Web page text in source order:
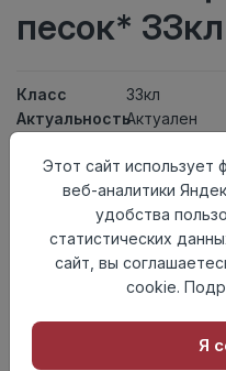
песок*
Класс
33кл
АктуальностьАктуален
Размер
доски
1292×193мм
Теплый пол
до +27
Фаска
4V
Замок
Clic It
Этот сайт использует
веб-аналитики
удобства
статистических
сайт, вы
cookie.
Я